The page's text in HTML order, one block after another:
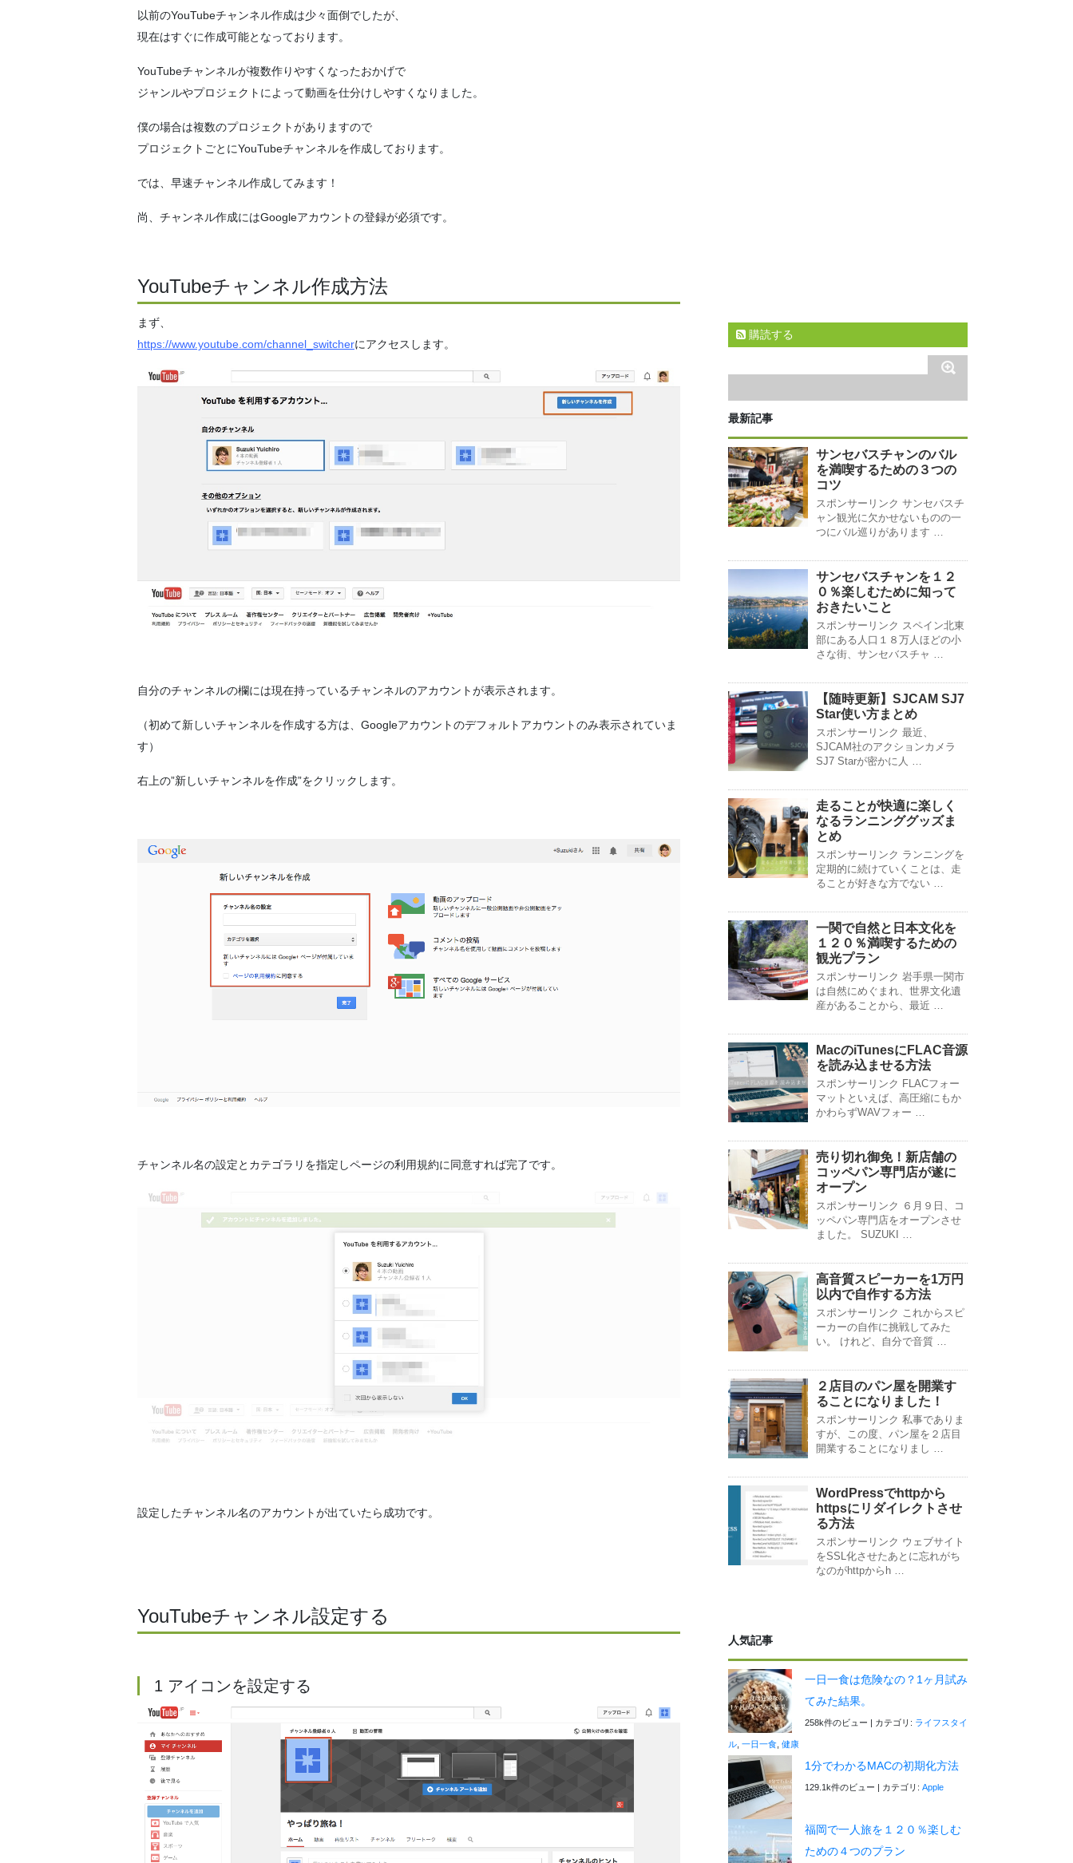
以前のYouTubeチャンネル作成は少々面倒でしたが、
現在はすぐに作成可能となっております。
YouTubeチャンネルが複数作りやすくなったおかげで
ジャンルやプロジェクトによって動画を仕分けしやすくなりました。
僕の場合は複数のプロジェクトがありますので
プロジェクトごとにYouTubeチャンネルを作成しております。
では、早速チャンネル作成してみます！
尚、チャンネル作成にはGoogleアカウントの登録が必須です。
YouTubeチャンネル作成方法
まず、
https://www.youtube.com/channel_switcherにアクセスします。
自分のチャンネルの欄には現在持っているチャンネルのアカウントが表示されます。
（初めて新しいチャンネルを作成する方は、Googleアカウントのデフォルトアカウントのみ表示されていま
す）
右上の”新しいチャンネルを作成”をクリックします。
チャンネル名の設定とカテゴラリを指定しページの利用規約に同意すれば完了です。
設定したチャンネル名のアカウントが出ていたら成功です。
YouTubeチャンネル設定する
1 アイコンを設定する
購読する
最新記事
サンセバスチャンのバル
を満喫するための３つの
コツ
スポンサーリンク サンセバスチ
ャン観光に欠かせないものの一
つにバル巡りがあります …
サンセバスチャンを１２
０％楽しむために知って
おきたいこと
スポンサーリンク スペイン北東
部にある人口１８万人ほどの小
さな街、サンセバスチャ …
【随時更新】SJCAM SJ7
Star使い方まとめ
スポンサーリンク 最近、
SJCAM社のアクションカメラ
SJ7 Starが密かに人 …
走ることが快適に楽しく
なるランニンググッズま
とめ
スポンサーリンク ランニングを
定期的に続けていくことは、走
ることが好きな方でない …
一関で自然と日本文化を
１２０％満喫するための
観光プラン
スポンサーリンク 岩手県一関市
は自然にめぐまれ、世界文化遺
産があることから、最近 …
MacのiTunesにFLAC音源
を読み込ませる方法
スポンサーリンク FLACフォー
マットといえば、高圧縮にもか
かわらずWAVフォー …
売り切れ御免！新店舗の
コッペパン専門店が遂に
オープン
スポンサーリンク ６月９日、コ
ッペパン専門店をオープンさせ
ました。 SUZUKI …
高音質スピーカーを1万円
以内で自作する方法
スポンサーリンク これからスピ
ーカーの自作に挑戦してみた
い。 けれど、自分で音質 …
２店目のパン屋を開業す
ることになりました！
スポンサーリンク 私事でありま
すが、この度、パン屋を２店目
開業することになりまし …
WordPressでhttpから
httpsにリダイレクトさせ
る方法
スポンサーリンク ウェブサイト
をSSL化させたあとに忘れがち
なのがhttpからh …
人気記事
一日一食は危険なの？1ヶ月試み
てみた結果。
258k件のビュー | カテゴリ: ライフスタイ
ル 一日一食 健康
1分でわかるMACの初期化方法
129.1k件のビュー | カテゴリ: Apple
福岡で一人旅を１２０％楽しむ
ための４つのプラン